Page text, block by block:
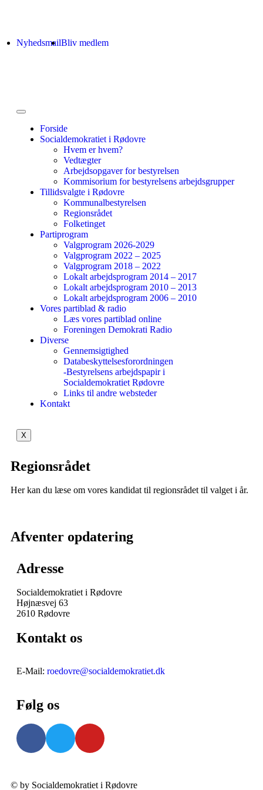
NyhedsmailBliv medlem
Forside
Socialdemokratiet i Rødovre
Hvem er hvem?
Vedtægter
Arbejdsopgaver for bestyrelsen
Kommisorium for bestyrelsens arbejdsgrupper
Tillidsvalgte i Rødovre
Kommunalbestyrelsen
Regionsrådet
Folketinget
Partiprogram
Valgprogram 2026-2029
Valgprogram 2022 – 2025
Valgprogram 2018 – 2022
Lokalt arbejdsprogram 2014 – 2017
Lokalt arbejdsprogram 2010 – 2013
Lokalt arbejdsprogram 2006 – 2010
Vores partiblad & radio
Læs vores partiblad online
Foreningen Demokrati Radio
Diverse
Gennemsigtighed
Databeskyttelsesforordningen
-Bestyrelsens arbejdspapir i
Socialdemokratiet Rødovre
Links til andre websteder
Kontakt
X
Regionsrådet
Her kan du læse om vores kandidat til regionsrådet til valget i år.
Afventer opdatering
Adresse
Socialdemokratiet i Rødovre
Højnæsvej 63
2610 Rødovre
Kontakt os
E-Mail: roedovre@socialdemokratiet.dk
Følg os
© by Socialdemokratiet i Rødovre